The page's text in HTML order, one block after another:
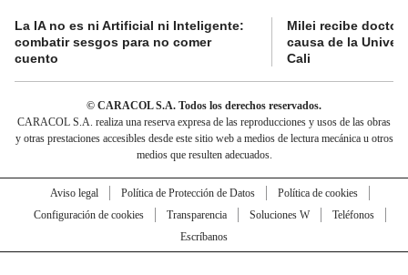
La IA no es ni Artificial ni Inteligente:
combatir sesgos para no comer
cuento
Milei recibe
causa de la
Cali
© CARACOL S.A. Todos los derechos reservados.
CARACOL S.A. realiza una reserva expresa de las reproducciones y usos de las obras
y otras prestaciones accesibles desde este sitio web a medios de lectura mecánica u otros
medios que resulten adecuados.
Aviso legal Política de Protección de Datos
Política de cookies
Configuración de cookies
Transparencia Soluciones W
Teléfonos
Escríbanos